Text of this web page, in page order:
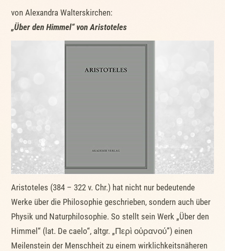
von Alexandra Walterskirchen:
„Über den Himmel“ von Aristoteles
Aristoteles (384 – 322 v. Chr.) hat nicht nur bedeutende
Werke über die Philosophie geschrieben, sondern auch über
Physik und Naturphilosophie. So stellt sein Werk „Über den
Himmel“ (lat. De caelo“, altgr. „Περὶ οὐρανού”) einen
Meilenstein der Menschheit zu einem wirklichkeitsnäheren